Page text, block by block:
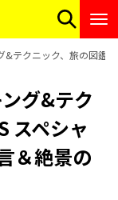
テクニック、旅の図鑑
グ&テク
スペシャ
＆絶景の